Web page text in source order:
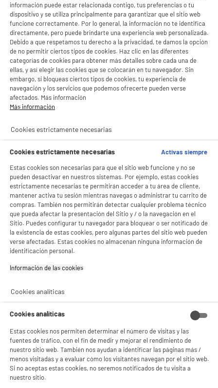
product_list_sticky_button_Filter
PRECIO IMBATIBLE
A
G
4.7/5 (314)
LAVADORA 8kg VALBERG 1400rpm consumo
energético clase A-10% carga frontal WF 814 A-
10 W180C
Clase energética : A
Capacidad lavado : 8 kg
Velocidad de centrifugado : 1400 t
Pago aplazos
PRECIO IMBATIBLE
B
A
4.6/5(93)
compare_product
Lavadora carga frontal 5kg, 1000rpm, clase B,
HIGH ONE WF 510 B W566C
Clase energética : B
169
BY ELECTRODEPOT
A
A
Lavadora 6kg 1200rpm Clase A VALBERG Blanca
información puede estar relacionada contigo, tus preferencias o tu
dispositivo y se utiliza principalmente para garantizar que el sitio web
funcione correctamente. Por lo general, la información no te identifica
directamente, pero puede brindarte una experiencia web personalizada.
Debido a que respetamos tu derecho a la privacidad, te damos la opción
de no permitir ciertos tipos de cookies. Haz clic en las diferentes
categorías de cookies para obtener más detalles sobre cada una de
ellas, y así elegir las cookies que se colocarán en tu navegador. Sin
embargo, si bloqueas ciertos tipos de cookies, tu experiencia de
navegación y los servicios que podemos ofrecerte pueden verse
afectados. Más información
Más información
Cookies estrictamente necesarias
Cookies estrictamente necesarias
Activas siempre
Estas cookies son necesarias para que el sitio web funcione y no se
pueden desactivar en nuestros sistemas. Por ejemplo, estas cookies
estrictamente necesarias te permitirán acceder a tu área de cliente,
mantener activa tu sesión mientras navegas o administrar tu carrito de
compras. También nos permitirán detectar cualquier problema técnico
que pueda afectar la presentación del Sitio y / o la navegación en el
Sitio. Puedes configurar tu navegador para bloquear o ser notificado de
la existencia de estas cookies, pero algunas partes del sitio web pueden
verse afectadas. Estas cookies no almacenan ninguna información de
identificación personal.
Información de las cookies‎
Cookies analíticas
Cookies analíticas
Estas cookies nos permiten determinar el número de visitas y las
fuentes de tráfico, con el fin de medir y mejorar el rendimiento de
nuestro sitio web. También nos ayudan a identificar las páginas más /
menos visitadas y a evaluar cómo los visitantes navegan por el sitio web.
Si no aceptas estas cookies, no seremos notificados de tu visita a
nuestro sitio.